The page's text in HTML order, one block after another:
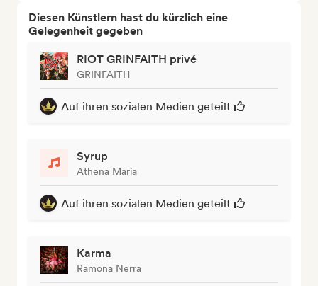
Diesen Künstlern hast du kürzlich eine
Gelegenheit gegeben
RIOT GRINFAITH privé
GRINFAITH
Auf ihren sozialen Medien geteilt
Syrup
Athena Maria
Auf ihren sozialen Medien geteilt
Karma
Ramona Nerra